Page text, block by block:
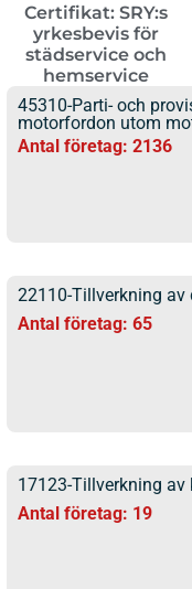
Certifikat: SRY:s
yrkesbevis för
städservice och
hemservice
45310-Parti- och
motorfordon utom
Antal företag: 2136
22110-Tillverkning av
Antal företag: 65
17123-Tillverkning
Antal företag: 19